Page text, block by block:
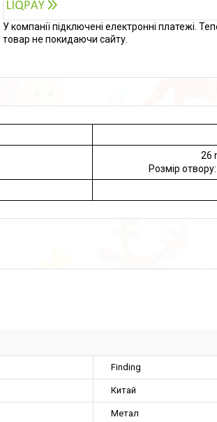
У компанії підключені електронні платежі.
товар не покидаючи сайту.
26
Розмір
Finding
Китай
Метал